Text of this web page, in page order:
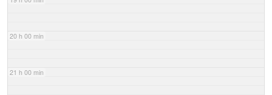
20 h 00 min
21 h 00 min